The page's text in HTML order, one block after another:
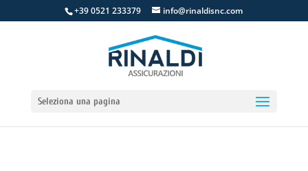
+39 0521 233379 info@rinaldisnc.com
Seleziona una pagina